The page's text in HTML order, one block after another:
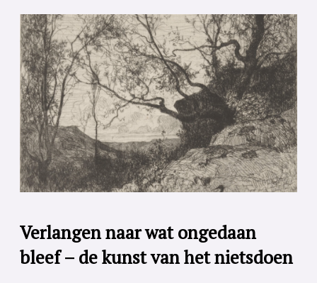
Verlangen naar wat ongedaan
bleef – de kunst van het nietsdoen